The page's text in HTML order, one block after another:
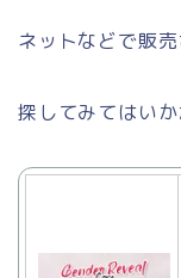
ネットなどで販
探してみてはいか